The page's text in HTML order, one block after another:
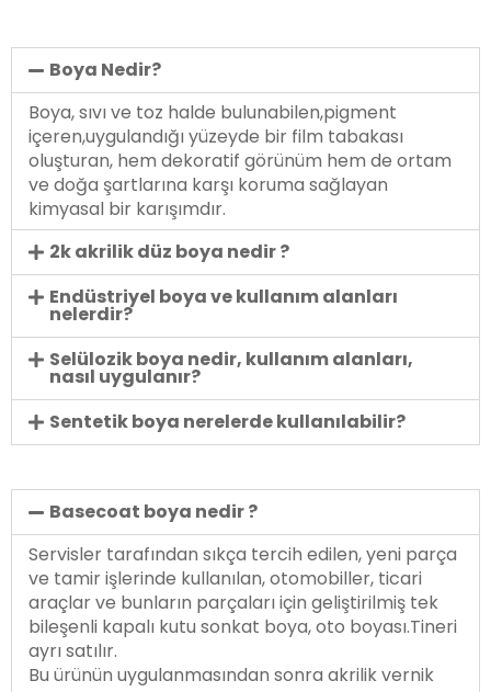
Boya Nedir?
Boya, sıvı ve toz halde bulunabilen,pigment
içeren,uygulandığı yüzeyde bir film tabakası
oluşturan, hem dekoratif görünüm hem de ortam
ve doğa şartlarına karşı koruma sağlayan
kimyasal bir karışımdır.
2k akrilik düz boya nedir ?
Endüstriyel boya ve kullanım alanları
nelerdir?
Selülozik boya nedir, kullanım alanları,
nasıl uygulanır?
Sentetik boya nerelerde kullanılabilir?
Basecoat boya nedir ?
Servisler tarafından sıkça tercih edilen, yeni parça
ve tamir işlerinde kullanılan, otomobiller, ticari
araçlar ve bunların parçaları için geliştirilmiş tek
bileşenli kapalı kutu sonkat boya, oto boyası.Tineri
ayrı satılır.
Bu ürünün uygulanmasından sonra akrilik vernik